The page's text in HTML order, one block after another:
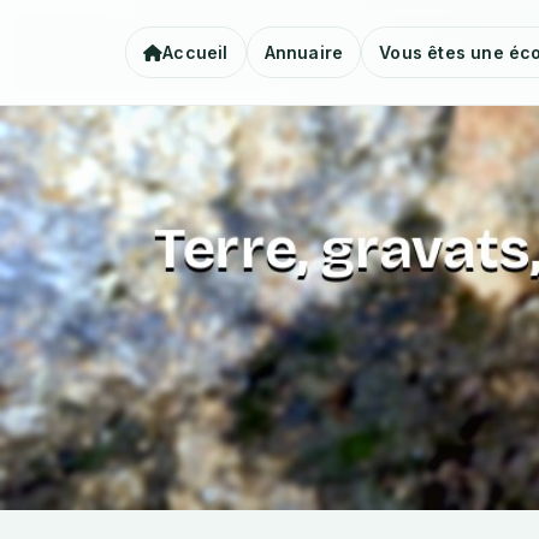
Accueil Annuaire Vous êtes une